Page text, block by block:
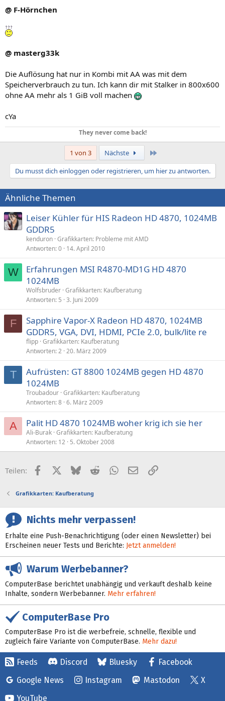
@ F-Hörnchen
@ masterg33k
Die Auflösung hat nur in Kombi mit AA was mit dem
Speicherverbrauch zu tun. Ich kann dir mit Stalker in 800x600
ohne AA mehr als 1 GiB voll machen
cYa
They never come back!
1 von 3 Nächste
Du musst dich einloggen oder registrieren, um hier zu antworten.
Ähnliche Themen
Leiser Kühler für HIS Radeon HD 4870, 1024MB
GDDR5
kenduron Grafikkarten: Probleme mit AMD
Antworten 0 14. April 2010
W
Erfahrungen MSI R4870-MD1G HD 4870
1024MB
Wolfsbruder Grafikkarten: Kaufberatung
Antworten 5 3. Juni 2009
F
Sapphire Vapor-X Radeon HD 4870, 1024MB
GDDR5, VGA, DVI, HDMI, PCIe 2.0, bulk/lite re
flipp Grafikkarten: Kaufberatung
Antworten 2 20. März 2009
T
Aufrüsten: GT 8800 1024MB gegen HD 4870
1024MB
Troubadour Grafikkarten: Kaufberatung
Antworten 8 6. März 2009
A Palit HD 4870 1024MB woher krig ich sie her
Ali-Burak Grafikkarten: Kaufberatung
Antworten 12 5. Oktober 2008
Teilen: FacebookX (Twitter)
BlueskyRedditWhatsApp
E-MailLink
Grafikkarten: Kaufberatung
Nichts mehr verpassen!
Erhalte eine Push-Benachrichtigung (oder einen Newsletter) bei
Erscheinen neuer Tests und Berichte: Jetzt anmelden!
Warum Werbebanner?
ComputerBase berichtet unabhängig und verkauft deshalb keine
Inhalte, sondern Werbebanner. Mehr erfahren!
ComputerBase Pro
ComputerBase Pro ist die werbefreie, schnelle, flexible und
zugleich faire Variante von ComputerBase. Mehr dazu!
Feeds Discord Bluesky
Facebook
Google News
Instagram Mastodon
X
YouTube